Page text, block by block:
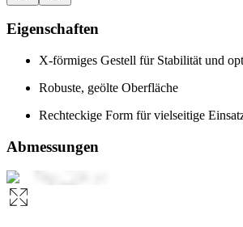
Eigenschaften
X-förmiges Gestell für Stabilität und
Robuste, geölte Oberfläche
Rechteckige Form für vielseitige
Abmessungen